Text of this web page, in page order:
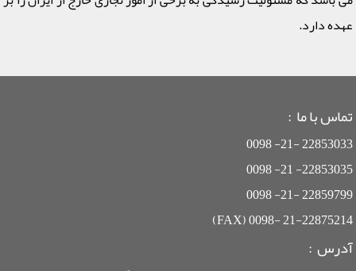
عهده دارد.
تماس با ما :
22853033 -21- 0098
22853035- 21- 0098
22859799 -21- 0098
21-22875214 -0098 (FAX)
آدرس :